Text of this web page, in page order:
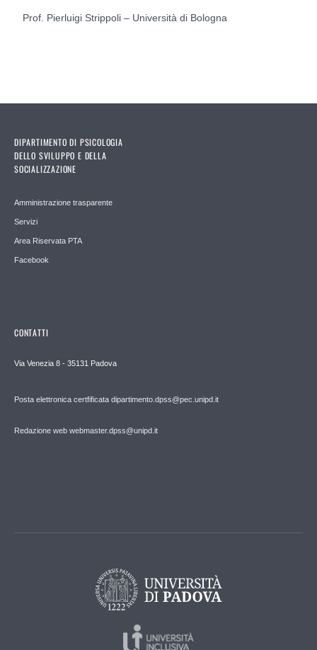
Prof. Pierluigi Strippoli – Università di Bologna
DIPARTIMENTO DI PSICOLOGIA
DELLO SVILUPPO E DELLA
SOCIALIZZAZIONE
Amministrazione trasparente
Servizi
Area Riservata PTA
Facebook
CONTATTI
Via Venezia 8 - 35131 Padova
Posta elettronica certfificata dipartimento.dpss@pec.unipd.it
Redazione web webmaster.dpss@unipd.it